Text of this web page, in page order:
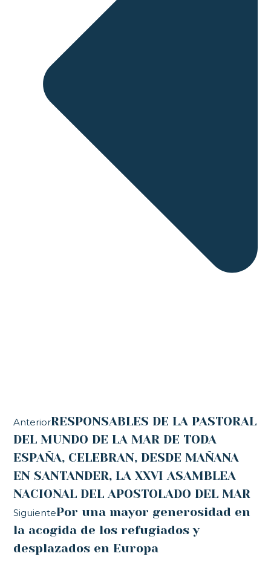
AnteriorRESPONSABLES DE LA PASTORAL
DEL MUNDO DE LA MAR DE TODA
ESPAÑA, CELEBRAN, DESDE MAÑANA
EN SANTANDER, LA XXVI ASAMBLEA
NACIONAL DEL APOSTOLADO DEL MAR
SiguientePor una mayor generosidad en
la acogida de los refugiados y
desplazados en Europa